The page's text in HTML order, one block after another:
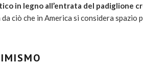
in legno all’entrata del padiglione
ciò che in America si considera spazio